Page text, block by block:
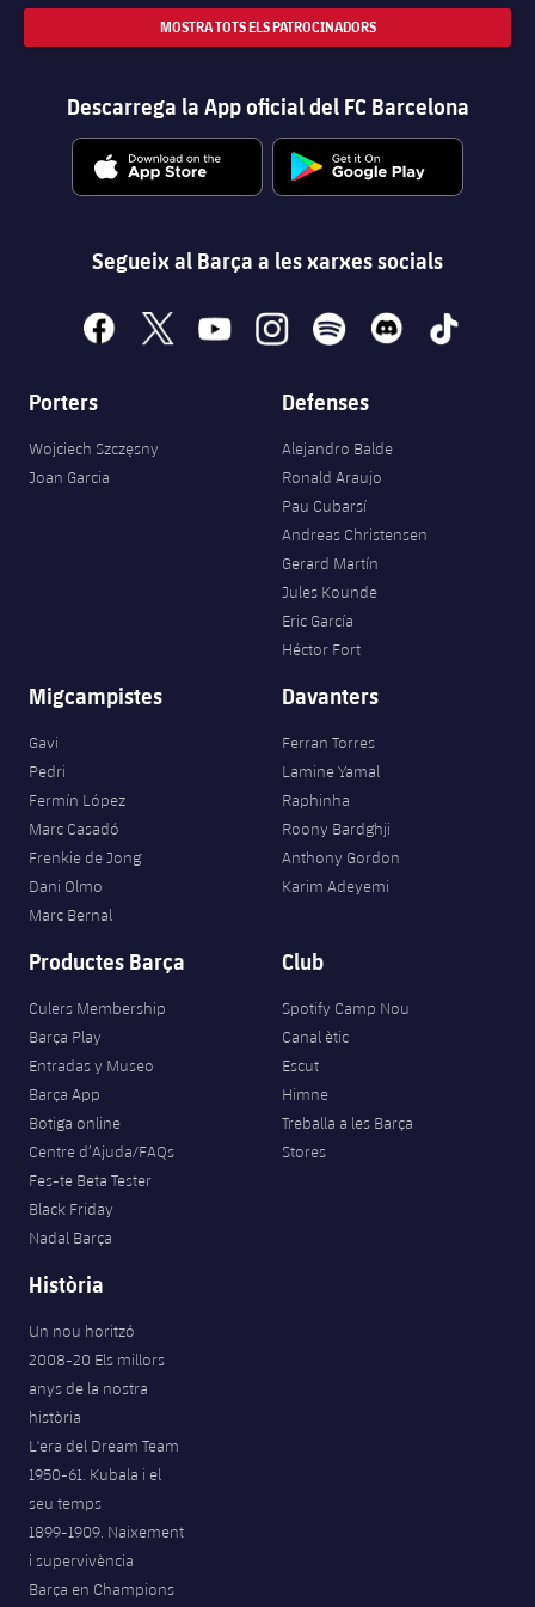
MOSTRA TOTS ELS PATROCINADORS
Descarrega la App oficial del FC Barcelona
Segueix al Barça a les xarxes socials
facebook
x youtubeinstagramspotify discord tiktok
Porters
Wojciech Szczęsny
Joan Garcia
Defenses
Alejandro Balde
Ronald Araujo
Pau Cubarsí
Andreas Christensen
Gerard Martín
Jules Kounde
Eric García
Héctor Fort
Migcampistes
Gavi
Pedri
Fermín López
Marc Casadó
Frenkie de Jong
Dani Olmo
Marc Bernal
Davanters
Ferran Torres
Lamine Yamal
Raphinha
Roony Bardghji
Anthony Gordon
Karim Adeyemi
Productes Barça
Culers Membership
Barça Play
Entradas y Museo
Barça App
Botiga online
Centre d’Ajuda/FAQs
Fes-te Beta Tester
Black Friday
Nadal Barça
Club
Spotify Camp Nou
Canal ètic
Escut
Himne
Treballa a les Barça
Stores
Història
Un nou horitzó
2008-20 Els millors
anys de la nostra
història
L'era del Dream Team
1950-61. Kubala i el
seu temps
1899-1909. Naixement
i supervivència
Barça en Champions